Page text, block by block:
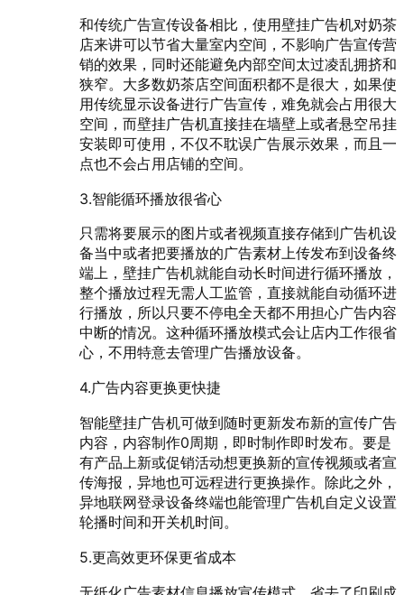
和传统广告宣传设备相比，使用壁挂广告机对奶茶
店来讲可以节省大量室内空间，不影响广告宣传营
销的效果，同时还能避免内部空间太过凌乱拥挤和
狭窄。大多数奶茶店空间面积都不是很大，如果使
用传统显示设备进行广告宣传，难免就会占用很大
空间，而壁挂广告机直接挂在墙壁上或者悬空吊挂
安装即可使用，不仅不耽误广告展示效果，而且一
点也不会占用店铺的空间。
3.智能循环播放很省心
只需将要展示的图片或者视频直接存储到广告机设
备当中或者把要播放的广告素材上传发布到设备终
端上，壁挂广告机就能自动长时间进行循环播放，
整个播放过程无需人工监管，直接就能自动循环进
行播放，所以只要不停电全天都不用担心广告内容
中断的情况。这种循环播放模式会让店内工作很省
心，不用特意去管理广告播放设备。
4.广告内容更换更快捷
智能壁挂广告机可做到随时更新发布新的宣传广告
内容，内容制作0周期，即时制作即时发布。要是
有产品上新或促销活动想更换新的宣传视频或者宣
传海报，异地也可远程进行更换操作。除此之外，
异地联网登录设备终端也能管理广告机自定义设置
轮播时间和开关机时间。
5.更高效更环保更省成本